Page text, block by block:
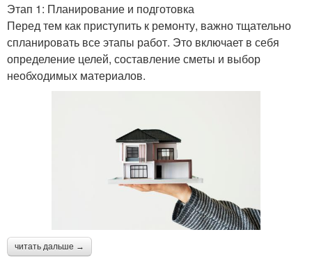
Этап 1: Планирование и подготовка
Перед тем как приступить к ремонту, важно тщательно
спланировать все этапы работ. Это включает в себя
определение целей, составление сметы и выбор
необходимых материалов.
читать дальше →